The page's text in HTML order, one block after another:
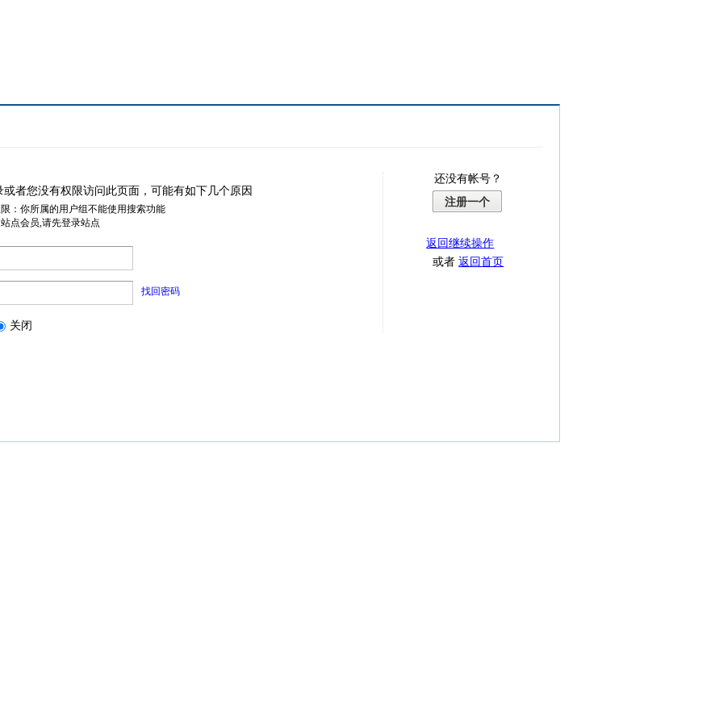
或者您没有权限访问此页面，可能有如下几个原因
：你所属的用户组不能使用搜索功能
点会员,请先登录站点
找回密码
关闭
还没有帐号？
注册一个
返回继续操作
或者返回首页